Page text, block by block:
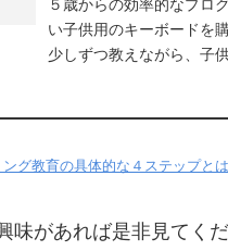
５歳からの効率的なプロ
い子供用のキーボードを
少しずつ教えながら、子
グ教育の具体的な４ステップと
味があれば是非見てくだ